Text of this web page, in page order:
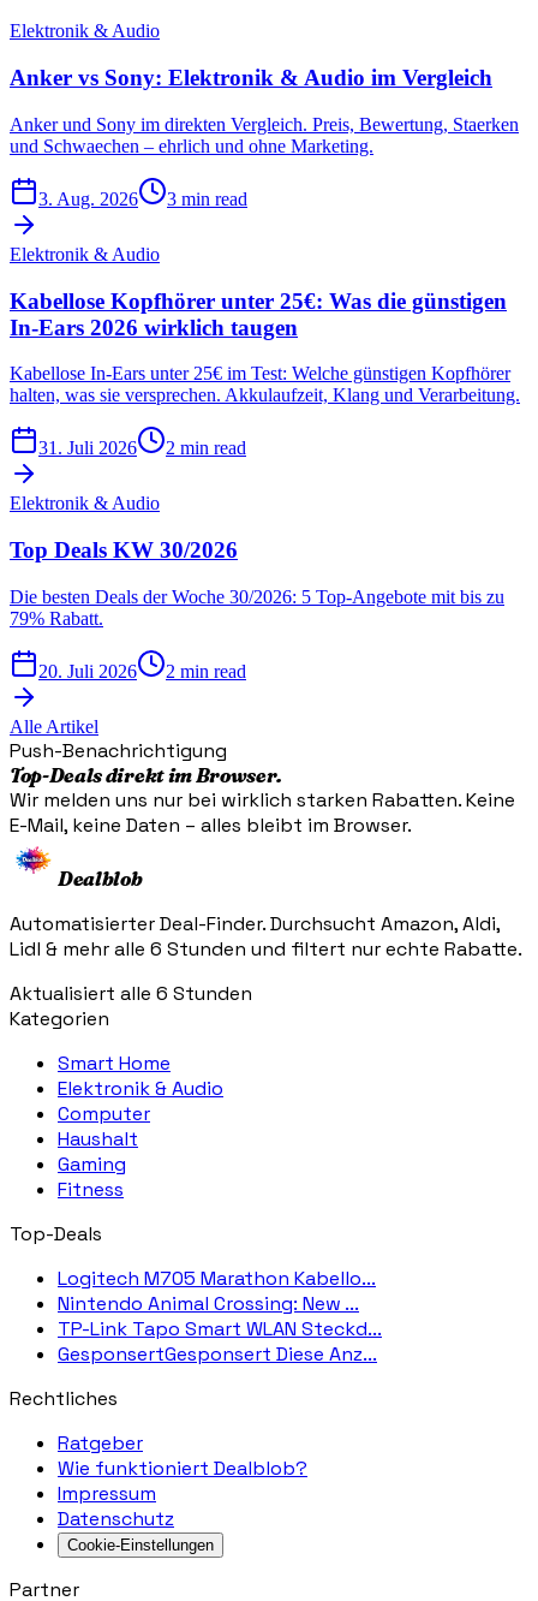
Elektronik & Audio
Anker vs Sony: Elektronik & Audio im Vergleich
Anker und Sony im direkten Vergleich. Preis, Bewertung, Staerken
und Schwaechen – ehrlich und ohne Marketing.
3. Aug. 2026 3 min read
Elektronik & Audio
Kabellose Kopfhörer unter 25€: Was die günstigen
In-Ears 2026 wirklich taugen
Kabellose In-Ears unter 25€ im Test: Welche günstigen Kopfhörer
halten, was sie versprechen. Akkulaufzeit, Klang und Verarbeitung.
31. Juli 2026 2 min read
Elektronik & Audio
Top Deals KW 30/2026
Die besten Deals der Woche 30/2026: 5 Top-Angebote mit bis zu
79% Rabatt.
20. Juli 2026 2 min read
Alle Artikel
Push-Benachrichtigung
Top-Deals direkt im Browser.
Wir melden uns nur bei wirklich starken Rabatten. Keine
E-Mail, keine Daten – alles bleibt im Browser.
Dealblob
Automatisierter Deal-Finder. Durchsucht Amazon, Aldi,
Lidl & mehr alle 6 Stunden und filtert nur echte Rabatte.
Aktualisiert alle 6 Stunden
Kategorien
Smart Home
Elektronik & Audio
Computer
Haushalt
Gaming
Fitness
Top-Deals
Logitech M705 Marathon Kabello...
Nintendo Animal Crossing: New ...
TP-Link Tapo Smart WLAN Steckd...
GesponsertGesponsert Diese Anz...
Rechtliches
Ratgeber
Wie funktioniert Dealblob?
Impressum
Datenschutz
Cookie-Einstellungen
Partner